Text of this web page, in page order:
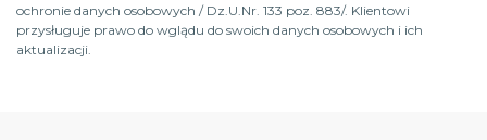
ochronie danych osobowych / Dz.U.Nr. 133 poz. 883/. Klientowi
przysługuje prawo do wglądu do swoich danych osobowych i ich
aktualizacji.